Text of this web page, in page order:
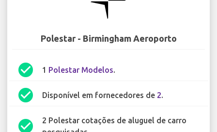
Polestar - Birmingham Aeroporto
check_circle 1 Polestar Modelos.
check_circle Disponível em fornecedores de 2.
check_circle
2 Polestar cotações de aluguel de carro